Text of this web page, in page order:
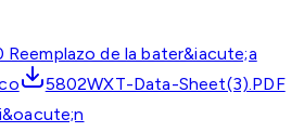
Reemplazo de la bater&iacute;a
5802WXT-Data-Sheet(3).PDF